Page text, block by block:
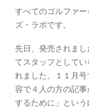
すべてのゴルファ
ズ・ラボです。
先日、発売されま
てスタッフとして
れました。１１月
容で４人の方の記
するために」とい